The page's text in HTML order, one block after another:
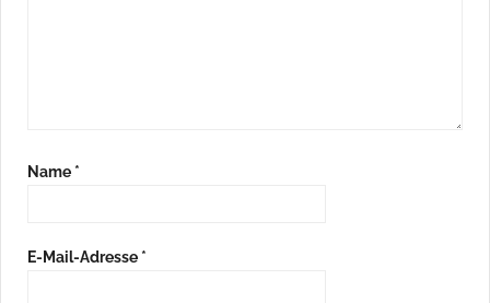
Name *
E-Mail-Adresse *